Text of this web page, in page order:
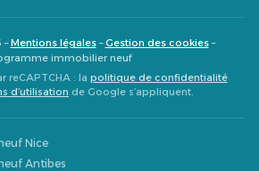
–Mentions légales–Gestion des cookies–
immobilier neuf
reCAPTCHA : la politique de confidentialité
d’utilisation de Google s’appliquent.
Nice
Antibes